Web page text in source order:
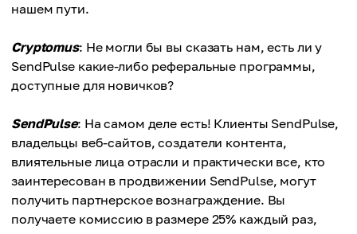
нашем пути.
Cryptomus: Не могли бы вы сказать нам, есть ли у
SendPulse какие-либо реферальные программы,
доступные для новичков?
SendPulse: На самом деле есть! Клиенты SendPulse,
владельцы веб-сайтов, создатели контента,
влиятельные лица отрасли и практически все, кто
заинтересован в продвижении SendPulse, могут
получить партнерское вознаграждение. Вы
получаете комиссию в размере 25% каждый раз,